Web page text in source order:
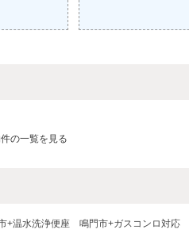
の一覧を見る
+温水洗浄便座 鳴門市+ガスコンロ対応